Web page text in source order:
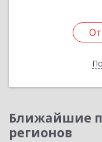
Ближайшие
регионов